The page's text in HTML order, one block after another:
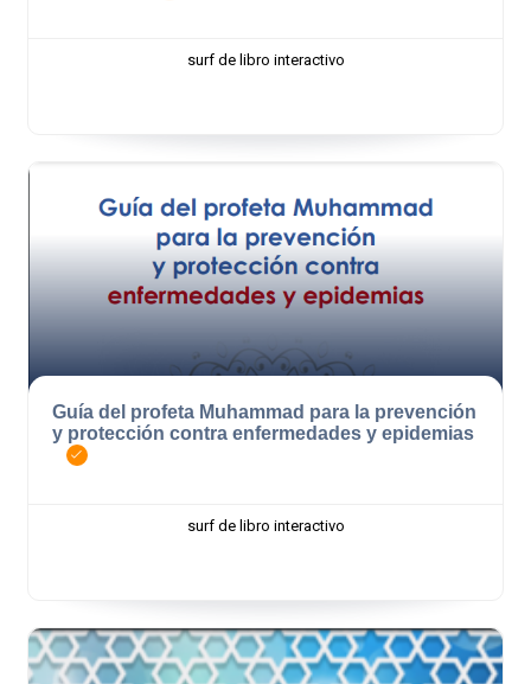
surf de libro interactivo
Guía del profeta Muhammad para la prevención
y protección contra enfermedades y epidemias
surf de libro interactivo